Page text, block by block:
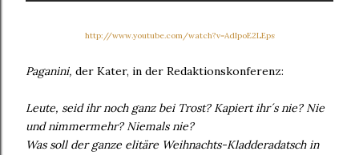
http://www.youtube.com/watch?v=AdIpoE2LEps
Paganini, der Kater, in der Redaktionskonferenz:
Leute, seid ihr noch ganz bei Trost? Kapiert ihr´s nie? Nie
und nimmermehr? Niemals nie?
Was soll der ganze elitäre Weihnachts-Kladderadatsch in